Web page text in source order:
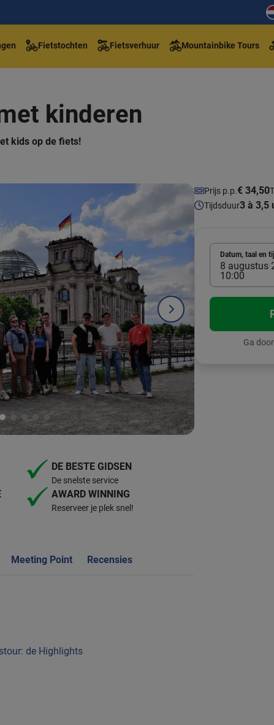
Fietstochten Fietsverhuur Mountainbike Tours
kinderen
kids op de fiets!
DE BESTE GIDSEN
De snelste service
AWARD WINNING
Reserveer je plek snel!
Meeting Point Recensies
de Highlights
Prijs p.p.€ 34,50
Tijdsduur3 à 3,5
Datum, taal en
8 augustus
10:00
Ga